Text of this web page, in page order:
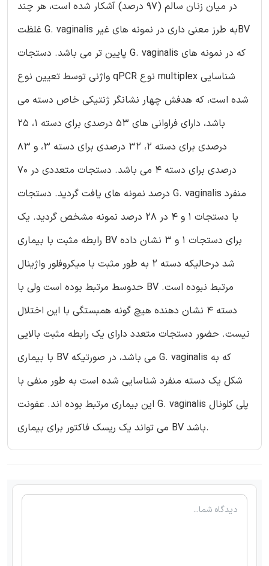
در میان زنان سالم (97 درصد) آشکار شده است، هر چند
غلظت G. vaginalis به طرز معنی داری در نمونه های غیرBV
پایین تر می باشد. دستجات G. vaginalis که در نمونه های
واژنی توسط تعیین نوع qPCR نوع multiplex شناسایی
شده است، که هدفش چهار نشانگر ژنتیکی خاص دسته می
باشد، دارای فراوانی های 53 درصدی برای دسته 1، 25
درصدی برای دسته 2، 32 درصدی برای دسته 3، و 83
درصدی برای دسته 4 می باشد. دستجات متعددی در 70
درصد نمونه های یافت گردید. دستجات G. vaginalis منفرد
با دستجات 1 و 4 در 28 درصد نمونه مشخص گردید. یک
رابطه مثبت با بیماری BV برای دستجات 1 و 3 نشان داده
شد درحالیکه دسته 2 به طور مثبت با میکروفلور واژینال
حدوسط مرتبط بوده است ولی با BV مرتبط نبوده است.
دسته 4 نشان دهنده هیچ گونه همبستگی با این اختلال
نیست. حضور دستجات متعدد دارای یک رابطه مثبت بالایی
با بیماری BV می باشد، در صورتیکه G. vaginalis که به
شکل یک دسته منفرد شناسایی شده است به طور منفی با
این بیماری مرتبط بوده اند. عفونت G. vaginalis پلی کلونال
می تواند یک ریسک فاکتور برای بیماری BV باشد.